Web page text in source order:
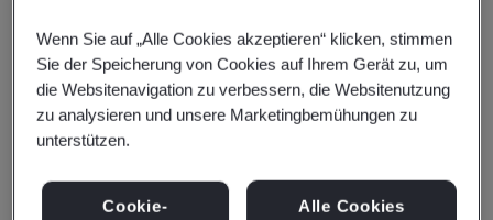
ZHEJIANG AOPENG
INDUSTRY AND
Wenn Sie auf „Alle Cookies akzeptieren“ klicken, stimmen
Sie der Speicherung von Cookies auf Ihrem Gerät zu, um
die Websitenavigation zu verbessern, die Websitenutzung
zu analysieren und unsere Marketingbemühungen zu
unterstützen.
Cookie-
Alle Cookies